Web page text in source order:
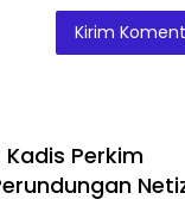
Perkim